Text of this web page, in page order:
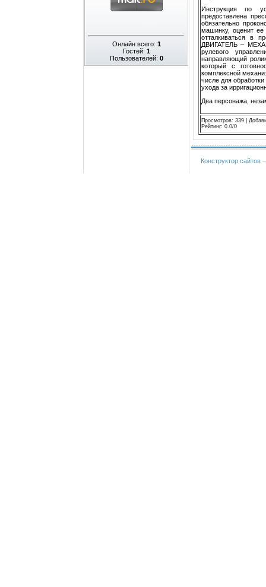
Онлайн всего: 1
Гостей: 1
Пользователей: 0
Инструкция по
предоставлена
обязательно
машинку, оценит ее
отталкиваться в
ДВИГАТЕЛЬ –
рулевого
направляющий
который с
комплексной
числе для
ухода за
Два персонажа,
Просмотров: 339
Рейтинг: 0.0/0
Конструктор сайтов